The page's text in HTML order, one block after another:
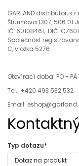
GARLAND distributor,
Šturmova 1307, 506 01
IČ: 60108461, DIČ:
Společnost registrovaná
C, vložka 5276
Otevírací doba: PO - PÁ
Tel.: +420 493 532 532
Email:
Typ dotazu*